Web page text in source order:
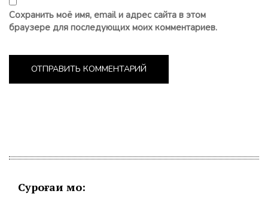
Сохранить моё имя, email и адрес сайта в этом
браузере для последующих моих комментариев.
Суроғаи мо: